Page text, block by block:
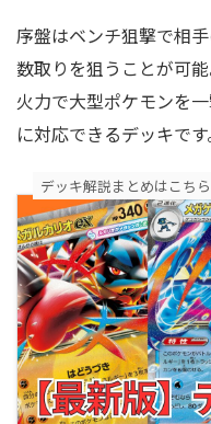
序盤はベンチ狙撃で相
数取りを狙うことが可
火力で大型ポケモンを
に対応できるデッキです
デッキ解説まとめはこちら